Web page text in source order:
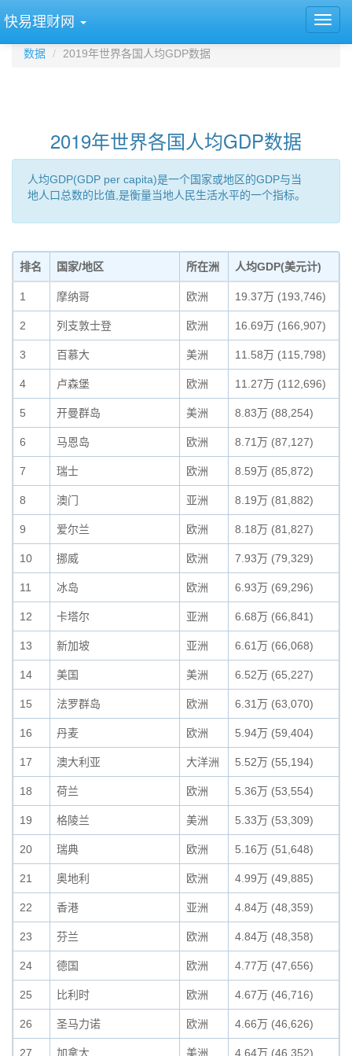
快易理财网
数据 2019年世界各国人均GDP数据
2019年世界各国人均GDP数据
人均GDP(GDP per capita)是一个国家或地区的GDP与当
地人口总数的比值,是衡量当地人民生活水平的一个指标。
排名 国家/地区 所在洲 人均GDP(美元计)
1 摩纳哥 欧洲 19.37万 (193,746)
2 列支敦士登 欧洲 16.69万 (166,907)
3 百慕大 美洲 11.58万 (115,798)
4 卢森堡 欧洲 11.27万 (112,696)
5 开曼群岛 美洲 8.83万 (88,254)
6 马恩岛 欧洲 8.71万 (87,127)
7 瑞士 欧洲 8.59万 (85,872)
8 澳门 亚洲 8.19万 (81,882)
9 爱尔兰 欧洲 8.18万 (81,827)
10 挪威 欧洲 7.93万 (79,329)
11 冰岛 欧洲 6.93万 (69,296)
12 卡塔尔 亚洲 6.68万 (66,841)
13 新加坡 亚洲 6.61万 (66,068)
14 美国 美洲 6.52万 (65,227)
15 法罗群岛 欧洲 6.31万 (63,070)
16 丹麦 欧洲 5.94万 (59,404)
17 澳大利亚 大洋洲 5.52万 (55,194)
18 荷兰 欧洲 5.36万 (53,554)
19 格陵兰 美洲 5.33万 (53,309)
20 瑞典 欧洲 5.16万 (51,648)
21 奥地利 欧洲 4.99万 (49,885)
22 香港 亚洲 4.84万 (48,359)
23 芬兰 欧洲 4.84万 (48,358)
24 德国 欧洲 4.77万 (47,656)
25 比利时 欧洲 4.67万 (46,716)
26 圣马力诺 欧洲 4.66万 (46,626)
27 加拿大 美洲 4.64万 (46,352)